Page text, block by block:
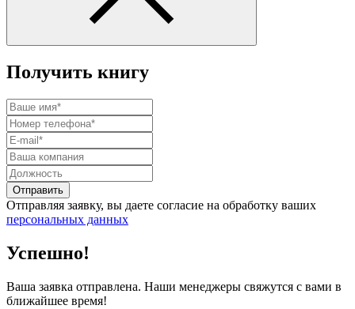
Получить книгу
Отправить
Отправляя заявку, вы даете согласие на обработку ваших
персональных данных
Успешно!
Ваша заявка отправлена. Наши менеджеры свяжутся с вами в
ближайшее время!